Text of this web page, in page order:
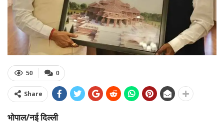
0
50
Share
भोपाल/नई दिल्ली